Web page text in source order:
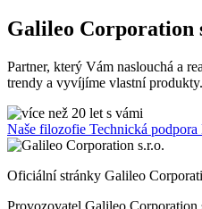
Galileo Corporation
Partner, který Vám naslouchá a
trendy a vyvíjíme vlastní produkty.
Naše filozofie Technická podpora
Oficiální stránky Galileo